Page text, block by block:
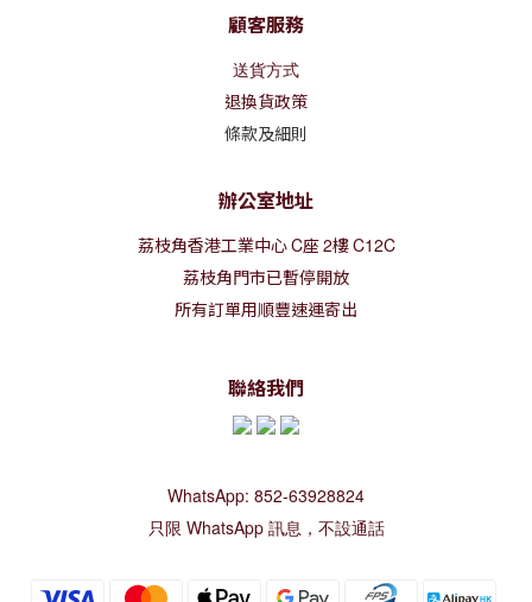
顧客服務
送貨方式
退換貨政策
條款及細則
辦公室地址
荔枝角香港工業中心C座2樓C12C
荔枝角門市已暫停開放
所有訂單用順豐速運寄出
聯絡我們
WhatsApp: 852-63928824
只限 WhatsApp 訊息，不設通話